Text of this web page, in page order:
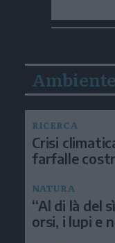
RICERCA
Crisi
farfalle
NATURA
“Al di là del
orsi, i lupi e